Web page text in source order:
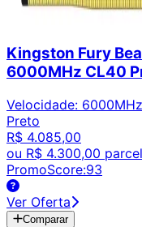
Kingston Fury
6000MHz CL40
Velocidade: 6000MHz
Preto
R$ 4.085,00
ou R$ 4.300,00
PromoScore:93
Ver Oferta
Comparar